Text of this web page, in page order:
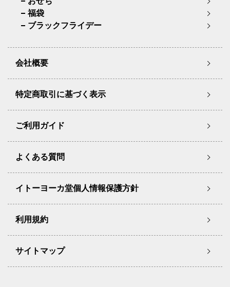
福袋
ブラックフライデー
会社概要
特定商取引に基づく表示
ご利用ガイド
よくある質問
イトーヨーカ堂個人情報保護方針
利用規約
サイトマップ